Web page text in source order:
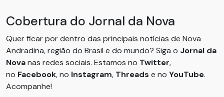
Cobertura do Jornal da Nova
Quer ficar por dentro das principais notícias de Nova
Andradina, região do Brasil e do mundo? Siga o Jornal da
Novanas redes sociais. Estamos no Twitter,
no Facebook, no Instagram, Threads e no YouTube.
Acompanhe!